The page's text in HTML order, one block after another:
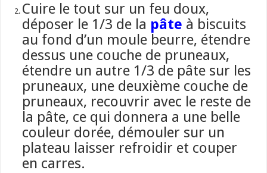
Cuire le tout sur un feu doux,
déposer le 1/3 de la pâte à biscuits
au fond d’un moule beurre, étendre
dessus une couche de pruneaux,
étendre un autre 1/3 de pâte sur les
pruneaux, une deuxième couche de
pruneaux, recouvrir avec le reste de
la pâte, ce qui donnera a une belle
couleur dorée, démouler sur un
plateau laisser refroidir et couper
en carres.